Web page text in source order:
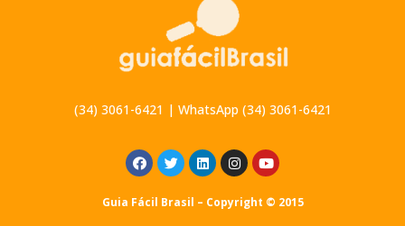
(34) 3061-6421 | WhatsApp (34) 3061-6421
Guia Fácil Brasil – Copyright © 2015